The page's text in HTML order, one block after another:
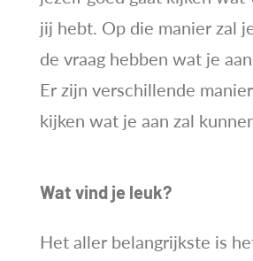
jij hebt. Op die manier zal
de vraag hebben wat je
Er zijn verschillende
kijken wat je aan zal
Wat vind je leuk?
Het aller belangrijkste is